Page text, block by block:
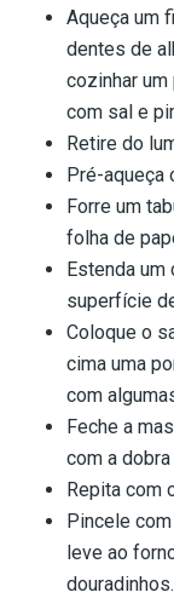
Aqueça um
dentes de
cozinhar
com sal e
Retire do
Pré-aqueça
Forre um
folha de
Estenda
superfície
Coloque o
cima uma
com
Feche a
com a
Repita com
Pincele
leve ao